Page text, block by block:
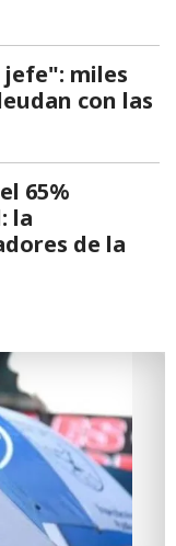
miles
con las
65%
la
de la